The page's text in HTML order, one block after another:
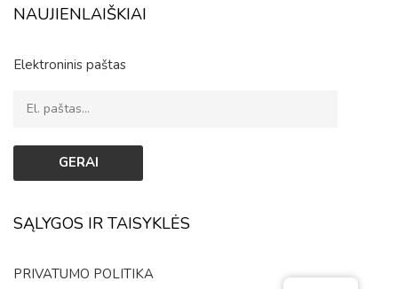
NAUJIENLAIŠKIAI
Elektroninis paštas
SĄLYGOS IR TAISYKLĖS
PRIVATUMO POLITIKA